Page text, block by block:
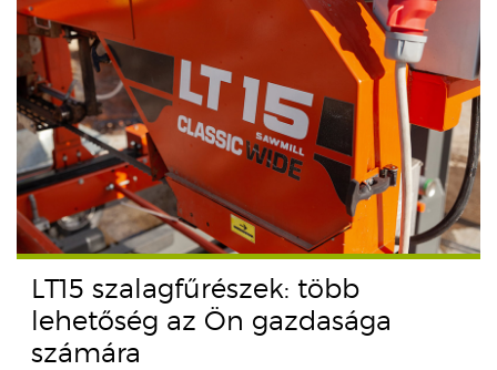
LT15 szalagfűrészek: több
lehetőség az Ön gazdasága
számára